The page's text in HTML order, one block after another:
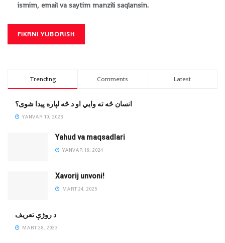
ismim, email va saytim manzili saqlansin.
Trending Comments Latest
انسان څه ته وایي او د څه لپاره پیدا شوی؟
YANVAR 10, 2023
Yahud va maqsadlari
YANVAR 16, 2024
Xavorij unvoni!
MART 24, 2025
‌د روژې تعریف
MART 28, 2023